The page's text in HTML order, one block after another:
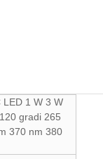
LED 1 W 3 W
gradi 265
370 nm 380